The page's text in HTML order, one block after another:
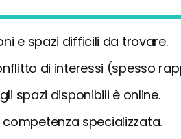
e spazi difficili da trovare.
di interessi (spesso
spazi disponibili è online.
specializzata.